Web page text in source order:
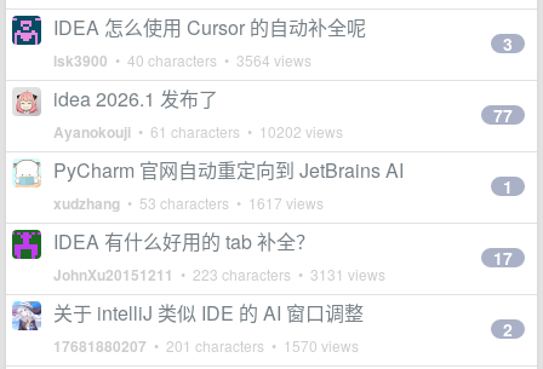
IDEA 怎么使用 Cursor 的自动补全呢
lsk3900 • 40 characters • 3564 views
3
idea 2026.1 发布了
Ayanokouji • 61 characters • 10202 views
77
PyCharm 官网自动重定向到 JetBrains AI
xudzhang • 53 characters • 1617 views
1
IDEA 有什么好用的 tab 补全？
JohnXu20151211 • 223 characters • 3131 views
17
关于 intelliJ 类似 IDE 的 AI 窗口调整
17681880207 • 201 characters • 1570 views
2